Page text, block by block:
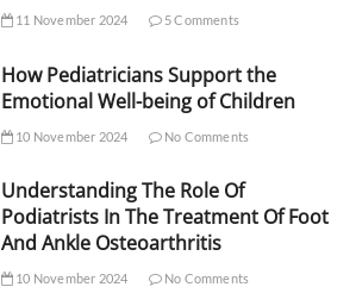
11 November 2024 5 Comments
How Pediatricians Support the
Emotional Well-being of Children
10 November 2024 No Comments
Understanding The Role Of
Podiatrists In The Treatment Of Foot
And Ankle Osteoarthritis
10 November 2024 No Comments